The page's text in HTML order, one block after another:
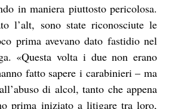
in maniera piuttosto pericolosa.
l’alt, sono state riconosciute le
prima avevano dato fastidio nel
«Questa volta i due non erano
fatto sapere i carabinieri – ma
di alcol, tanto che appena
prima iniziato a litigare tra loro,